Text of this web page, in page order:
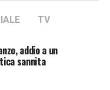
TV
addio a un
sannita